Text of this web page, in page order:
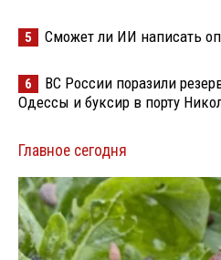
5 Сможет ли ИИ написать
6
ВС России поразили
Одессы и буксир в порту
Главное сегодня